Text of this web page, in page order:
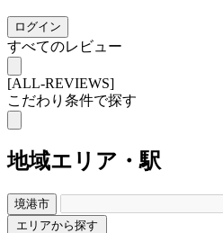
ログイン
すべてのレビュー
[ALL-REVIEWS]
こだわり条件で探す
地域エリア・駅
境港市
エリアから探す